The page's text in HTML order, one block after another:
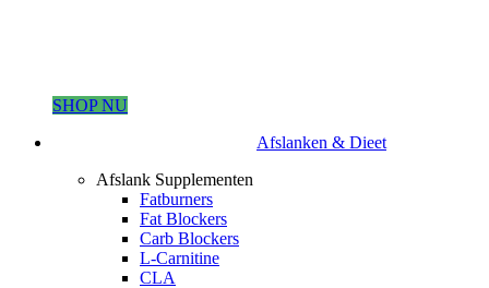
SHOP NU
Afslanken & Dieet
Afslank Supplementen
Fatburners
Fat Blockers
Carb Blockers
L-Carnitine
CLA